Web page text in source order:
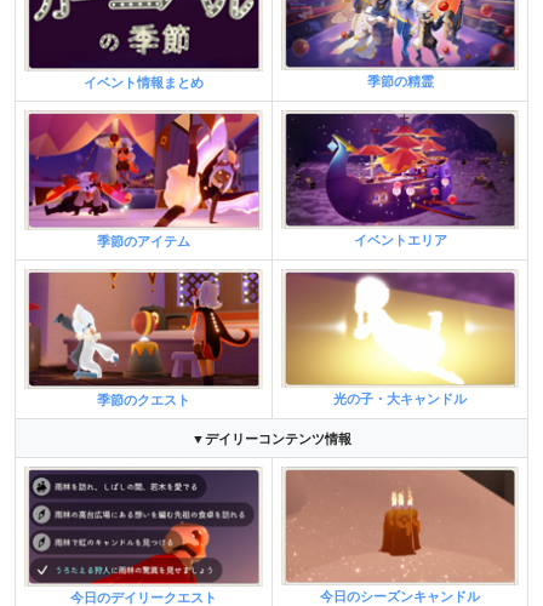
イベント情報まとめ 季節の精霊
季節のアイテム イベントエリア
季節のクエスト 光の子・大キャンドル
▼デイリーコンテンツ情報
今日のデイリークエスト 今日のシーズンキャンドル